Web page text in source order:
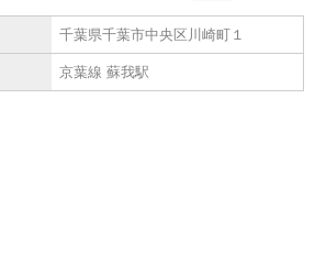
千葉県千葉市中央区川崎町１
京葉線 蘇我駅